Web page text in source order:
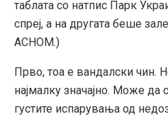
таблата со натпис Парк
спреј, а на другата беше
АСНОМ.)
Прво, тоа е вандалски чин.
најмалку значајно. Може да
густите испарувања од